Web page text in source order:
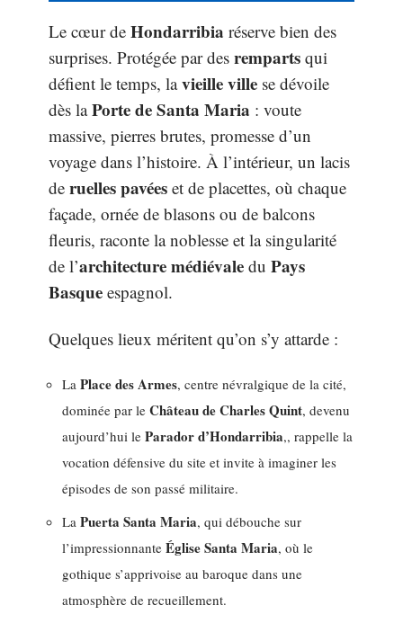
Le cœur de Hondarribia réserve bien des
surprises. Protégée par des remparts qui
défient le temps, lavieille ville se dévoile
dès laPorte de Santa Maria : voute
massive, pierres brutes, promesse d’un
voyage dans l’histoire. À l’intérieur, un lacis
de ruelles pavées et de placettes, où chaque
façade, ornée de blasons ou de balcons
fleuris, raconte la noblesse et la singularité
de l’architecture médiévale du Pays
Basque espagnol.
Quelques lieux méritent qu’on s’y attarde :
La Place des Armes, centre névralgique de la cité,
dominée par le Château de Charles Quint, devenu
aujourd’hui le Parador d’Hondarribia,, rappelle la
vocation défensive du site et invite à imaginer les
épisodes de son passé militaire.
La Puerta Santa Maria, qui débouche sur
l’impressionnante Église Santa Maria, où le
gothique s’apprivoise au baroque dans une
atmosphère de recueillement.